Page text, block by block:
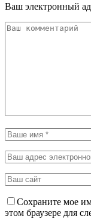
Ваш электронный
Сохраните мое
этом браузере для